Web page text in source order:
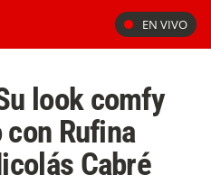
EN VIVO
look comfy
Rufina
Cabré